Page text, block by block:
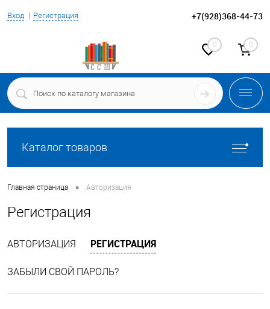
Вход Регистрация +7(928)368-44-73
0 0
Каталог товаров
Главная страница • Авторизация
Регистрация
АВТОРИЗАЦИЯ РЕГИСТРАЦИЯ
ЗАБЫЛИ СВОЙ ПАРОЛЬ?